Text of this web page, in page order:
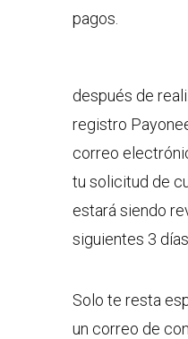
pagos.
después de
registro
correo
tu solicitud de
estará siendo
siguientes 3
Solo te resta
un correo de